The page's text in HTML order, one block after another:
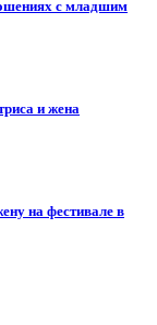
с младшим
и жена
на фестивале в